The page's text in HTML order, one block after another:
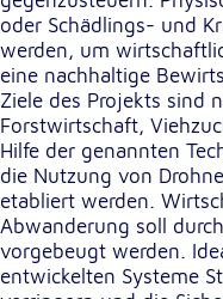
oder Schädlings- und
werden, um
eine nachhaltige
Ziele des Projekts sind
Forstwirtschaft,
Hilfe der genannten
die Nutzung von
etabliert werden.
Abwanderung soll
vorgebeugt werden.
entwickelten Systeme